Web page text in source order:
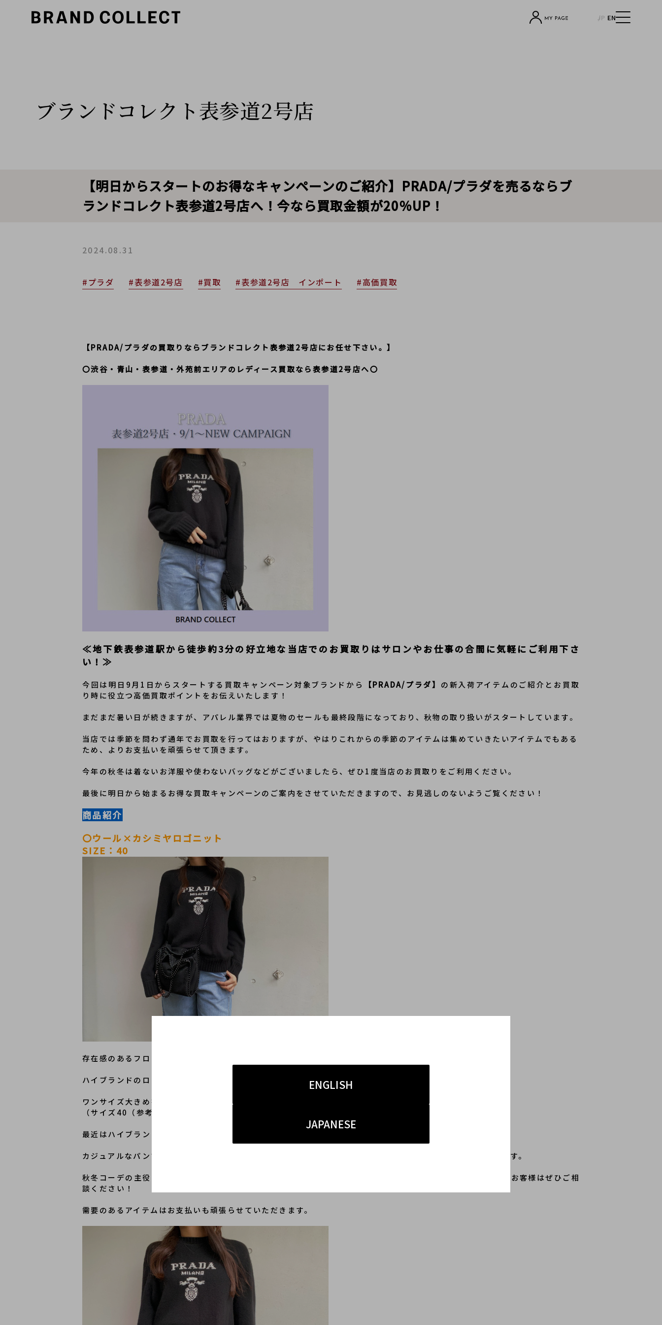
JP EN
ENGLISH
JAPANESE
ブランドコレクト表参道2号店
【明日からスタートのお得なキャンペーンのご紹介】PRADA/プラダを売るならブ
ランドコレクト表参道2号店へ！今なら買取金額が20％UP！
2024.08.31
#プラダ #表参道2号店 #買取 #表参道2号店 インポート #高価買取
【PRADA/プラダの買取りならブランドコレクト表参道2号店にお任せ下さい。】
〇渋谷・青山・表参道・外苑前エリアのレディース買取なら表参道2号店へ〇
≪地下鉄表参道駅から徒歩約3分の好立地な当店でのお買取りはサロンやお仕事の合間に気軽にご利用下さ
い！≫
今回は明日9月1日からスタートする買取キャンペーン対象ブランドから 【PRADA/プラダ】 の新入荷アイテムのご紹介とお買取
り時に役立つ高価買取ポイントをお伝えいたします！
まだまだ暑い日が続きますが、アパレル業界では夏物のセールも最終段階になっており、秋物の取り扱いがスタートしています。
当店では季節を問わず通年でお買取を行ってはおりますが、やはりこれからの季節のアイテムは集めていきたいアイテムでもある
ため、よりお支払いを頑張らせて頂きます。
今年の秋冬は着ないお洋服や使わないバッグなどがございましたら、ぜひ1度当店のお買取りをご利用ください。
最後に明日から始まるお得な買取キャンペーンのご案内をさせていただきますので、お見逃しのないようご覧ください！
商品紹介
〇ウール×カシミヤロゴニット
SIZE：40
存在感のあるフロントのロゴがポイントのカシミヤ混ニットは秋冬コーデに欠かせません。
ハイブランドのロゴアイテムは、1つでコーディネートをまとめられる存在感がございます。
ワンサイズ大きめを選び、ゆったりと着こなすことで今っぽさも演出できます♪
（サイズ40（参考サイズL）着用）
最近はハイブランドのアイテムでもカジュアルに合わせられるデザインがかなり増えています。
カジュアルなパンツにも、フェミニンなスカートにも合わせやすく、様々なスタイリングが楽しめるアイテムです。
秋冬コーデの主役となってくれるロゴニットは国外問わずお探しのお客様も多いため、買取をご検討されているお客様はぜひご相
談ください！
需要のあるアイテムはお支払いも頑張らせていただきます。